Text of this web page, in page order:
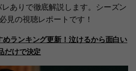
ありで徹底解説します。シーズン
見の視聴レポートです！
めランキング更新！泣けるから面白い
だけで決定